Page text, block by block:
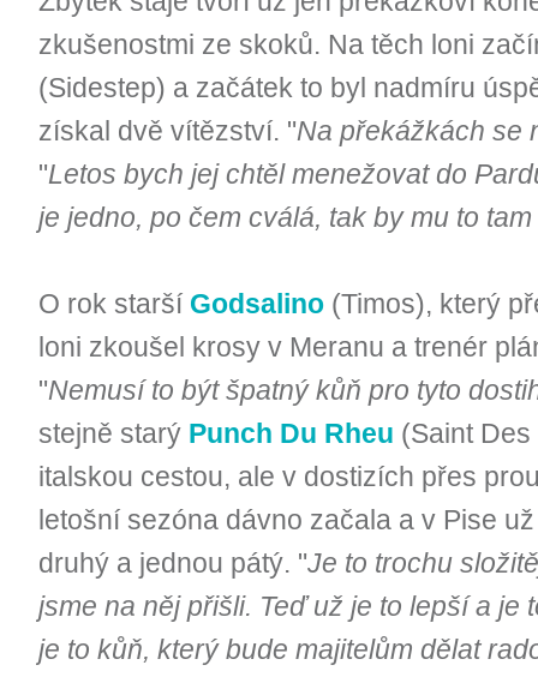
zkušenostmi ze skoků. Na těch loni
(Sidestep) a začátek to byl nadmíru
získal dvě vítězství. "Na překážkách se
"Letos bych jej chtěl menežovat do
je jedno, po čem cválá, tak by mu to
O rok starší Godsalino (Timos), který
loni zkoušel krosy v Meranu a trenér
"Nemusí to být špatný kůň pro tyto
stejně starý Punch Du Rheu (Saint
italskou cestou, ale v dostizích přes
letošní sezóna dávno začala a v Pise
druhý a jednou pátý. "Je to trochu
jsme na něj přišli. Teď už je to lepší a je
je to kůň, který bude majitelům dělat